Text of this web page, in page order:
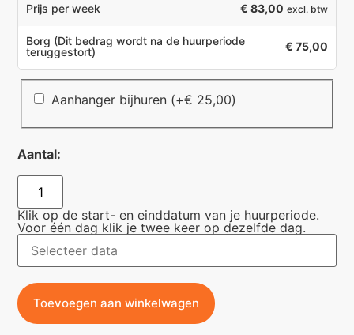
Prijs per week € 83,00 excl. btw
Borg (Dit bedrag wordt na de huurperiode
teruggestort)
€ 75,00
Aanhanger bijhuren (+€ 25,00)
Aantal:
Klik op de start- en einddatum van je huurperiode.
Voor één dag klik je twee keer op dezelfde dag.
Toevoegen aan winkelwagen